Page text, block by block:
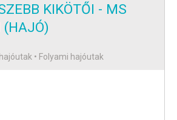
KIKÖTŐI - MS
(HAJÓ)
• Folyami hajóutak